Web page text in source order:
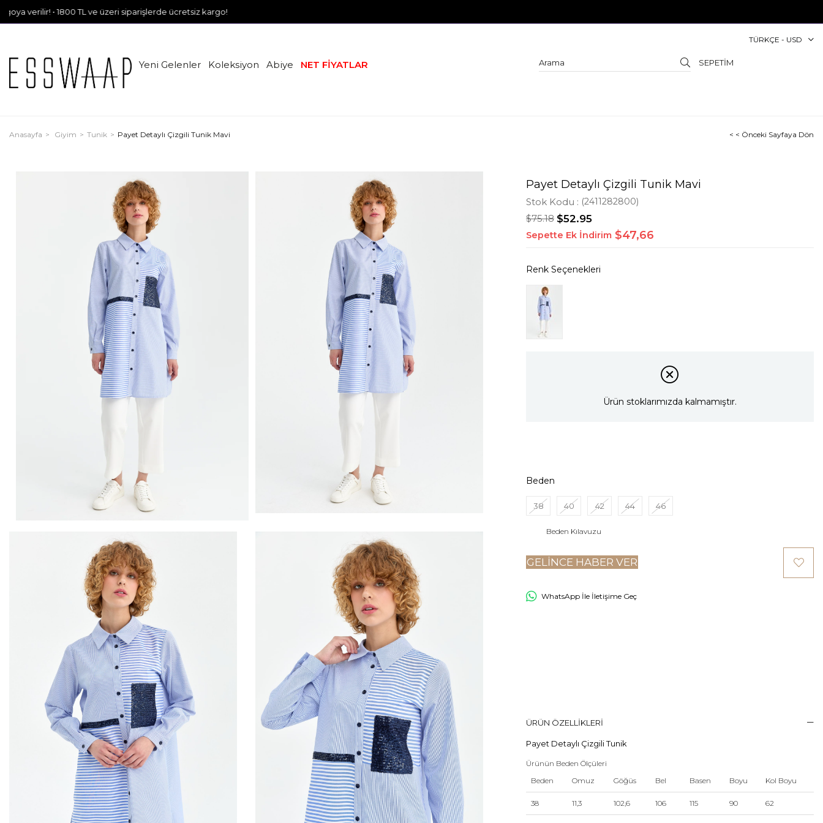
• 1800 TL ve üzeri siparişlerde ücretsiz kargo!
Yeni Gelenler Koleksiyon Abiye NET FİYATLAR
TÜRKÇE - USD
SEPETIM
Anasayfa Giyim Tunik Payet Detaylı Çizgili Tunik Mavi < < Önceki Sayfaya Dön
Payet Detaylı Çizgili Tunik Mavi
Stok Kodu (2411282800)
$75.18 $52.95
Sepette Ek İndirim $47,66
Ürün stoklarımızda kalmamıştır.
Beden
38 40 42 44 46
Beden Kılavuzu
GELINCE HABER VER
WhatsApp İle İletişime Geç
ÜRÜN ÖZELLIKLERI
Payet Detaylı Çizgili Tunik
Ürünün Beden Ölçüleri
Beden
Omuz Göğüs Bel Basen Boyu Kol Boyu
38 11,3 102,6 106 115 90 62